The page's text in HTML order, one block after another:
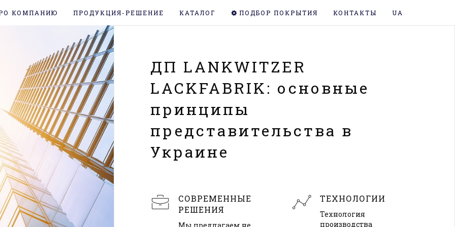
КОМПАНИЮ ПРОДУКЦИЯ-РЕШЕНИЕ КАТАЛОГ ПОДБОР ПОКРЫТИЯ КОНТАКТЫ UA
ДП LANKWITZER
LACKFABRIK: основные
принципы
представительства в
Украине
СОВРЕМЕННЫЕ
РЕШЕНИЯ
ТЕХНОЛОГИИ
Технология
производства